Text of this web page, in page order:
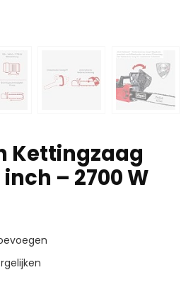
Kettingzaag
inch – 2700 W